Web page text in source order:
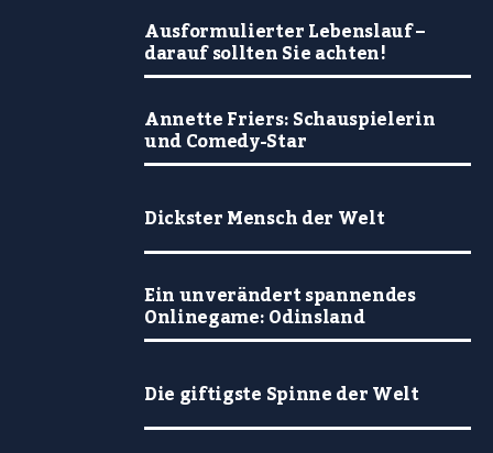
Ausformulierter Lebenslauf –
darauf sollten Sie achten!
Annette Friers: Schauspielerin
und Comedy-Star
Dickster Mensch der Welt
Ein unverändert spannendes
Onlinegame: Odinsland
Die giftigste Spinne der Welt